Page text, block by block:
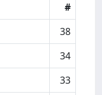
#
38
34
33